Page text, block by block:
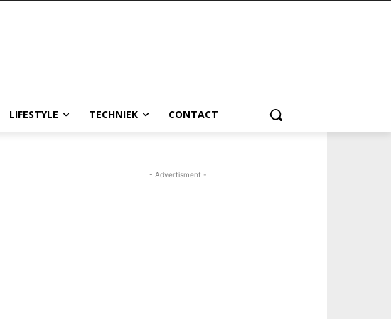
LIFESTYLE TECHNIEK CONTACT
- Advertisment -